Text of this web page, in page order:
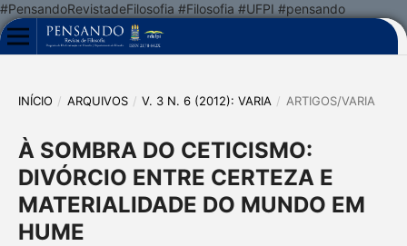
#PensandoRevistadeFilosofia #Filosofia #UFPI #pensando
INÍCIO / ARQUIVOS / V. 3 N. 6 (2012): VARIA / ARTIGOS/VARIA
À SOMBRA DO CETICISMO:
DIVÓRCIO ENTRE CERTEZA E
MATERIALIDADE DO MUNDO EM
HUME